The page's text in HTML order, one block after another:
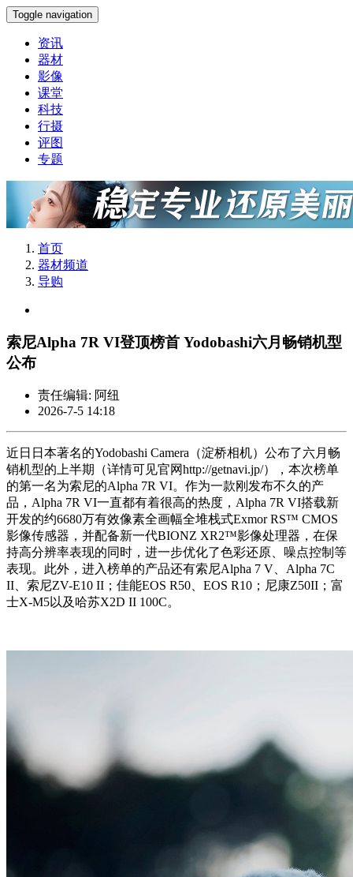
Toggle navigation
资讯
器材
影像
课堂
科技
行摄
评图
专题
首页
器材频道
导购
索尼Alpha 7R VI登顶榜首 Yodobashi六月畅销机型
公布
责任编辑: 阿纽
2026-7-5 14:18
近日日本著名的Yodobashi Camera（淀桥相机）公布了六月畅
销机型的上半期（详情可见官网http://getnavi.jp/），本次榜单
的第一名为索尼的Alpha 7R VI。作为一款刚发布不久的产
品，Alpha 7R VI一直都有着很高的热度，Alpha 7R VI搭载新
开发的约6680万有效像素全画幅全堆栈式Exmor RS™ CMOS
影像传感器，并配备新一代BIONZ XR2™影像处理器，在保
持高分辨率表现的同时，进一步优化了色彩还原、噪点控制等
表现。此外，进入榜单的产品还有索尼Alpha 7 V、Alpha 7C
II、索尼ZV-E10 II；佳能EOS R50、EOS R10；尼康Z50II；富
士X-M5以及哈苏X2D II 100C。